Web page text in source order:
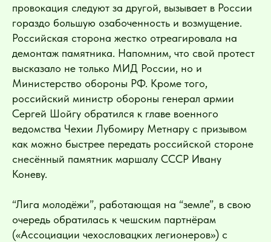
провокация следуют за другой, вызывает в России
гораздо большую озабоченность и возмущение.
Российская сторона жестко отреагировала на
демонтаж памятника. Напомним, что свой протест
высказало не только МИД России, но и
Министерство обороны РФ. Кроме того,
российский министр обороны генерал армии
Сергей Шойгу обратился к главе военного
ведомства Чехии Лубомиру Метнару с призывом
как можно быстрее передать российской стороне
снесённый памятник маршалу СССР Ивану
Коневу.
“Лига молодёжи”, работающая на “земле”, в свою
очередь обратилась к чешским партнёрам
(«Ассоциации чехословацких легионеров») с